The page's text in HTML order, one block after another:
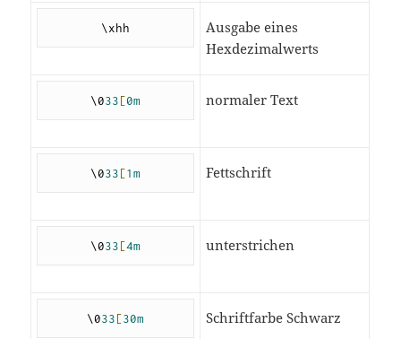
\xhh
Ausgabe eines
Hexdezimalwerts
\033[0m normaler Text
\033[1m Fettschrift
\033[4m unterstrichen
\033[30m Schriftfarbe Schwarz